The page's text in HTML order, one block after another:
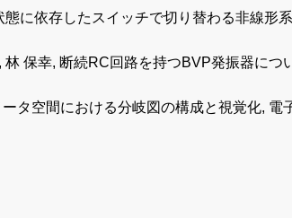
態に依存したスイッチで切り替わる非線形
林 保幸, 断続RC回路を持つBVP発振器に
タ空間における分岐図の構成と視覚化,